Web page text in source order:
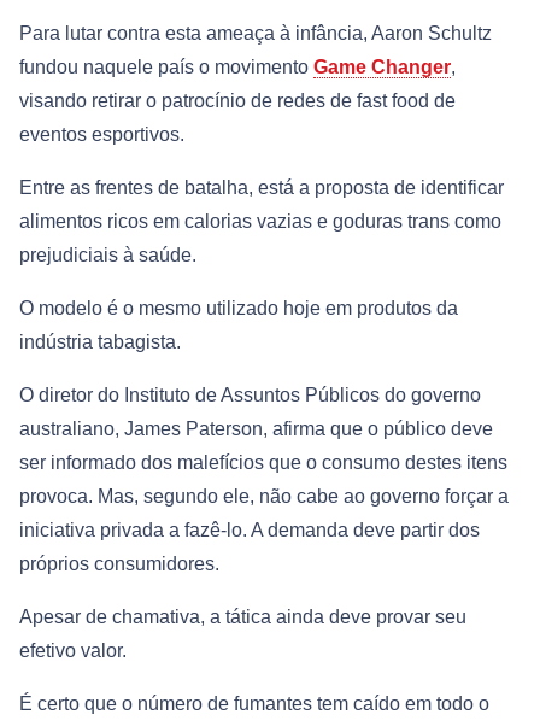
Para lutar contra esta ameaça à infância, Aaron Schultz
fundou naquele país o movimento Game Changer,
visando retirar o patrocínio de redes de fast food de
eventos esportivos.
Entre as frentes de batalha, está a proposta de identificar
alimentos ricos em calorias vazias e goduras trans como
prejudiciais à saúde.
O modelo é o mesmo utilizado hoje em produtos da
indústria tabagista.
O diretor do Instituto de Assuntos Públicos do governo
australiano, James Paterson, afirma que o público deve
ser informado dos malefícios que o consumo destes itens
provoca. Mas, segundo ele, não cabe ao governo forçar a
iniciativa privada a fazê-lo. A demanda deve partir dos
próprios consumidores.
Apesar de chamativa, a tática ainda deve provar seu
efetivo valor.
É certo que o número de fumantes tem caído em todo o